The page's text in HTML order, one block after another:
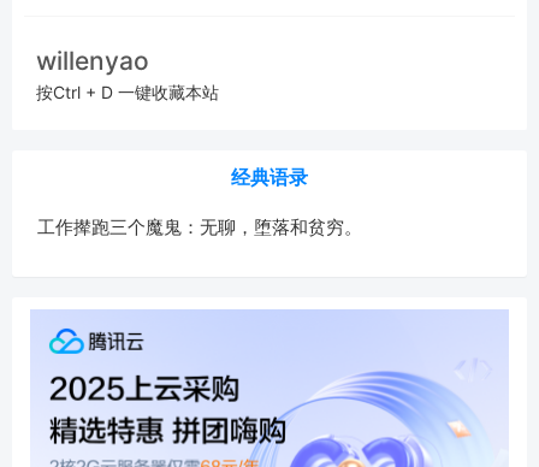
willenyao
按Ctrl + D 一键收藏本站
经典语录
工作撵跑三个魔鬼：无聊，堕落和贫穷。